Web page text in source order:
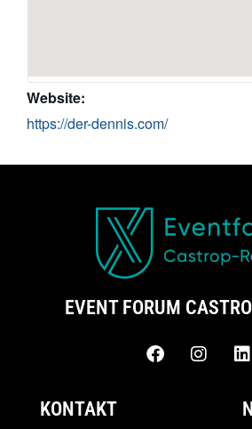
Website:
https://der-dennis.com/
EVENT FORUM
KONTAKT